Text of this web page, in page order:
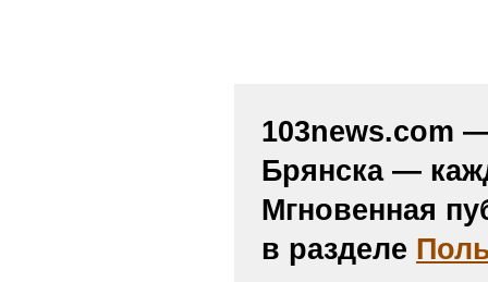
103news.com
Брянска —
Мгновенная
в разделе